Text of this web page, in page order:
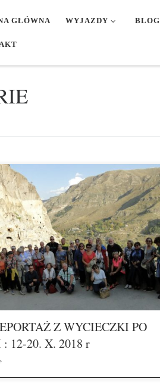
GŁÓWNA WYJAZDY BLOG
Kurek
Z WYCIECZKI PO
: 12-20. X. 2018 r